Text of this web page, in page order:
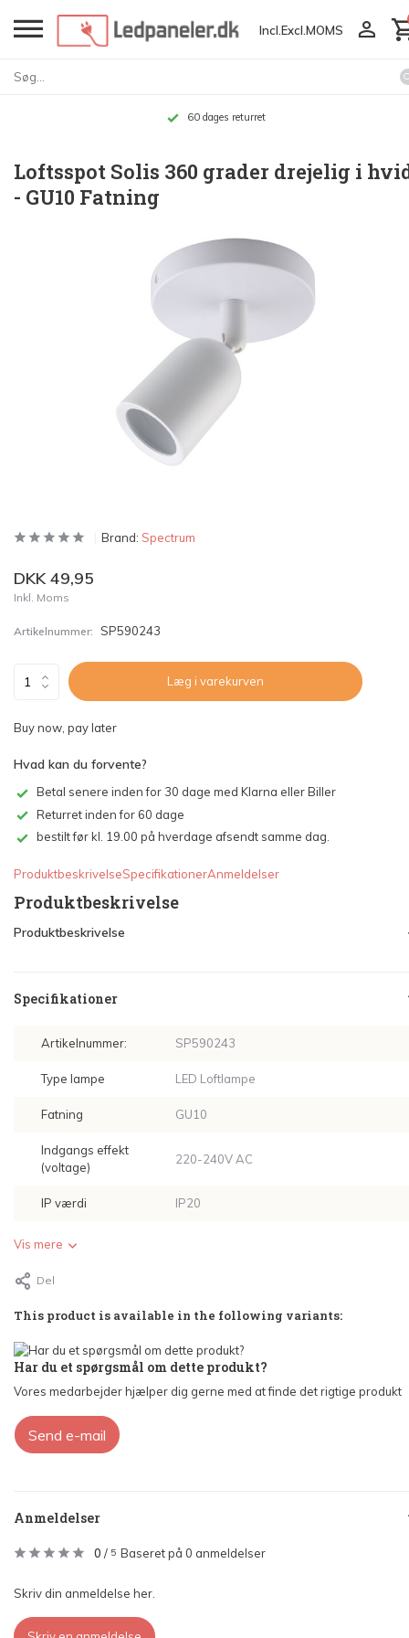
Incl. Excl. MOMS
Op til 10 års garanti
Loftsspot Solis 360 grader drejelig i
- GU10 Fatning
Brand: Spectrum
DKK 49,95
Inkl. Moms
Artikelnummer: SP590243
Læg i varekurven
Buy now, pay later
Hvad kan du forvente?
Betal senere inden for 30 dage med Klarna eller Biller
Returret inden for 60 dage
bestilt før kl. 19.00 på hverdage afsendt samme dag.
ProduktbeskrivelseSpecifikationerAnmeldelser
Produktbeskrivelse
Produktbeskrivelse
Specifikationer
Artikelnummer: SP590243
Type lampe LED Loftlampe
Fatning GU10
Indgangs effekt
(voltage)
220-240V AC
IP værdi IP20
Vis mere
Del
This product is available in the following variants:
Har du et spørgsmål om dette produkt?
Vores medarbejder hjælper dig gerne med at finde det rigtige produkt
Send e-mail
Anmeldelser
0 / 5 Baseret på 0 anmeldelser
Skriv din anmeldelse her.